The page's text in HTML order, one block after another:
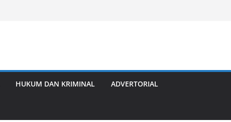
HUKUM DAN KRIMINAL ADVERTORIAL